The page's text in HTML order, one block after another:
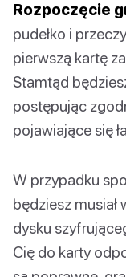
Rozpoczęcie
pudełko i
pierwszą kartę
Stamtąd
postępując
pojawiające się
W przypadku
będziesz
dysku
Cię do karty